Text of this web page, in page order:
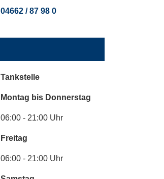
04662 / 87 98 0
Tankstelle
Montag bis Donnerstag
06:00 - 21:00 Uhr
Freitag
06:00 - 21:00 Uhr